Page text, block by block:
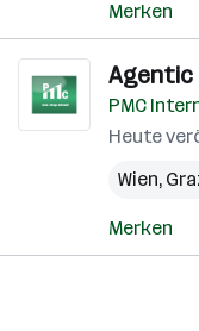
Merken
Agentic
PMC
Heute
Wien,
Merken